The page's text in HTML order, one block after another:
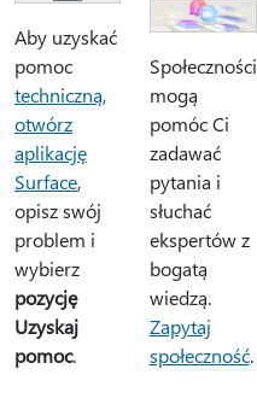
Aby uzyskać
pomoc
techniczną,
otwórz
aplikację
Surface,
opisz swój
problem i
wybierz
pozycję
Uzyskaj
pomoc.
Społeczności
mogą
pomóc Ci
zadawać
pytania i
słuchać
ekspertów z
bogatą
wiedzą.
Zapytaj
społeczność.